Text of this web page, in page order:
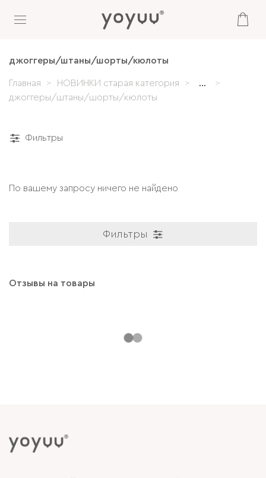
джоггеры/штаны/шорты/кюлоты
Главная НОВИНКИ старая категория
...
джоггеры/штаны/шорты/кюлоты
Фильтры
По вашему запросу ничего не найдено
Фильтры
Отзывы на товары